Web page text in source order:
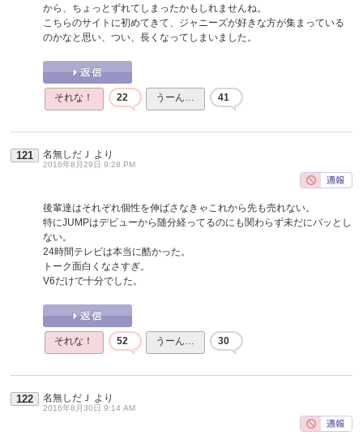
から、ちょっとずれてしまったかもしれませんね。
こちらのサイトに初めてきて、ジャニーズが好きな方が集まっている
のかなと思い、つい、長くなってしまいました。
それな！ 22 うーん… 41
121 名無しだＪ より
2016年8月29日 9:28 PM
後輩達はそれぞれ個性を伸ばさなきゃこれから先も売れない。
特にJUMPはデビューから随分経ってるのにも関わらず未だにパッとし
ない。
24時間テレビは本当に酷かった。
トーク面白くなさすぎ。
V6だけで十分でした。
それな！ 52 うーん… 30
122 名無しだＪ より
2016年8月30日 9:14 AM